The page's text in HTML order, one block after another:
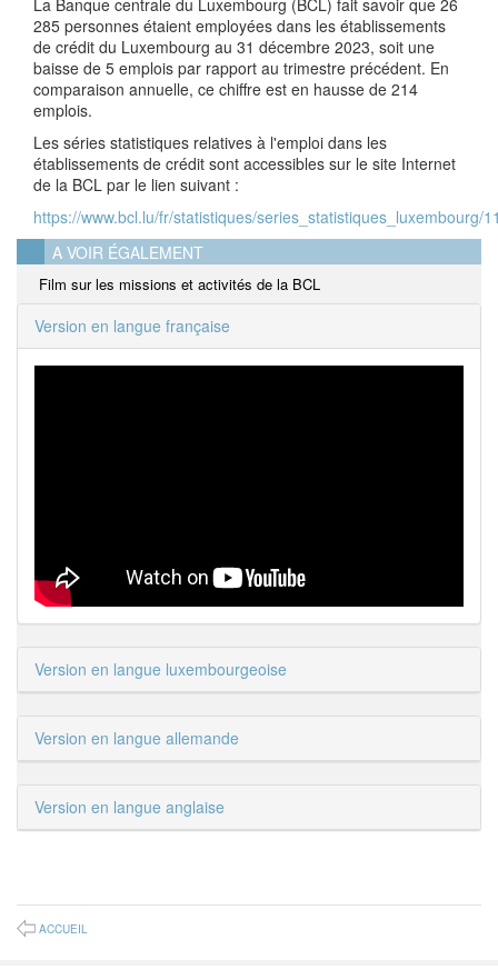
La Banque centrale du Luxembourg (BCL) fait savoir que 26
285 personnes étaient employées dans les établissements
de crédit du Luxembourg au 31 décembre 2023, soit une
baisse de 5 emplois par rapport au trimestre précédent. En
comparaison annuelle, ce chiffre est en hausse de 214
emplois.
Les séries statistiques relatives à l'emploi dans les
établissements de crédit sont accessibles sur le site Internet
de la BCL par le lien suivant :
https://www.bcl.lu/fr/statistiques/series_statistiques_luxembourg/
A VOIR ÉGALEMENT
Film sur les missions et activités de la BCL
Version en langue française
Version en langue luxembourgeoise
Version en langue allemande
Version en langue anglaise
ACCUEIL